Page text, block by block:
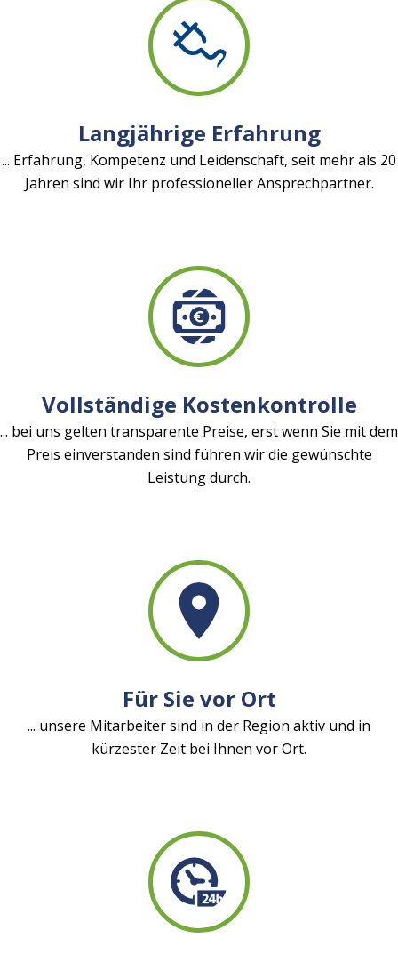
Langjährige Erfahrung
... Erfahrung, Kompetenz und Leidenschaft, seit mehr als 20
Jahren sind wir Ihr professioneller Ansprechpartner.
Vollständige Kostenkontrolle
... bei uns gelten transparente Preise, erst wenn Sie mit dem
Preis einverstanden sind führen wir die gewünschte
Leistung durch.
Für Sie vor Ort
... unsere Mitarbeiter sind in der Region aktiv und in
kürzester Zeit bei Ihnen vor Ort.